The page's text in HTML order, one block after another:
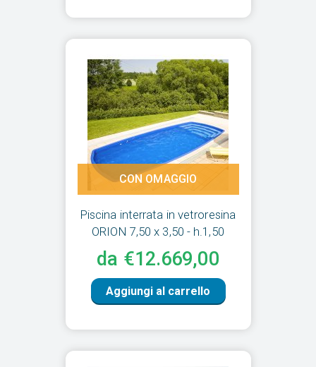
Piscina interrata in vetroresina
ORION 7,50 x 3,50 - h.1,50
da €12.669,00
Aggiungi al carrello
CON OMAGGIO